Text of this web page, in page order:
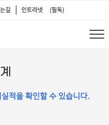
길 | 인트라넷 (필독)
적을 확인할 수 있습니다.